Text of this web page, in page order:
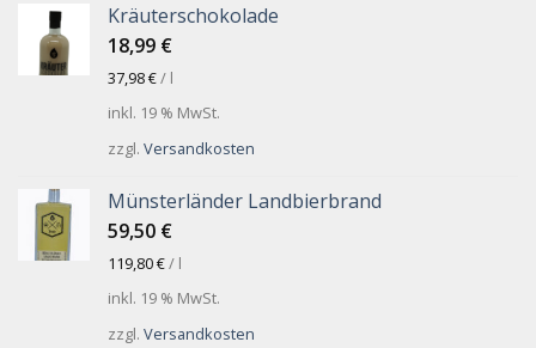
Kräuterschokolade
18,99 €
37,98€/ l
inkl. 19 % MwSt.
zzgl. Versandkosten
Münsterländer Landbierbrand
59,50 €
119,80€/ l
inkl. 19 % MwSt.
zzgl. Versandkosten